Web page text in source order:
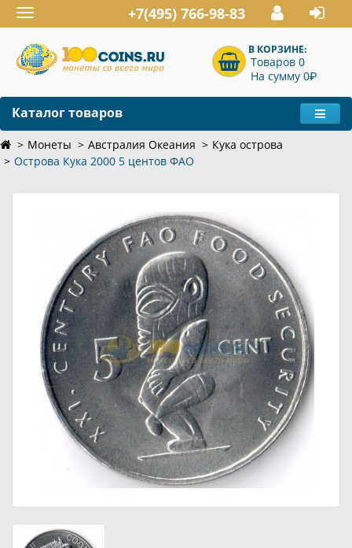
Toggle
navigation
+7(495) 766-98-83
В КОРЗИНЕ:
Товаров 0
На сумму 0P
Каталог товаров
Монеты Австралия Океания
Кука острова
Острова Кука 2000 5 центов ФАО